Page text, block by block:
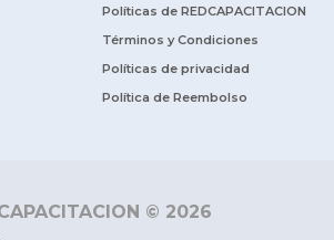
Políticas de REDCAPACITACION
Términos y Condiciones
Políticas de privacidad
Política de Reembolso
© 2026